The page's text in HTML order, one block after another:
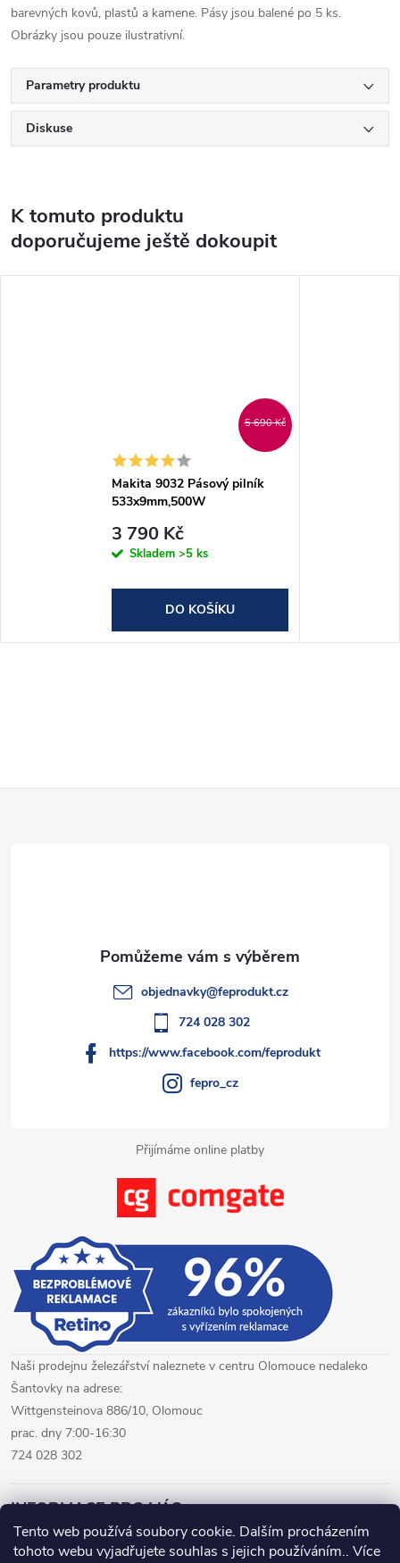
Tento web používá soubory cookie. Dalším procházením
tohoto webu vyjadřujete souhlas s jejich používáním.. Více
barevných kovů, plastů a kamene. Pásy jsou balené po 5 ks.
Obrázky jsou pouze ilustrativní.
Parametry produktu
Diskuse
K tomuto produktu
doporučujeme ještě dokoupit
5 690 Kč
Makita 9032 Pásový pilník
533x9mm,500W
3 790 Kč
Skladem >5 ks
DO KOŠÍKU
Přijímáme online platby
objednavky@feprodukt.cz
724 028 302
https://www.facebook.com/feprodukt
fepro_cz
Naši prodejnu železářství naleznete v centru Olomouce nedaleko
Šantovky na adrese:
Wittgensteinova 886/10, Olomouc
prac. dny 7:00-16:30
724 028 302
INFORMACE PRO VÁS